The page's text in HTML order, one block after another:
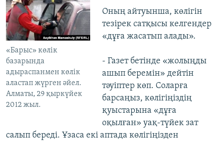
«Барыс» көлiк
базарында
адыраспанмен көлік
аластап жүрген әйел.
Алматы, 29 қыркүйек
2012 жыл.
Оның айтуынша, көлігін
тезірек сатқысы келгендер
«дұға жасатып алады».
- Газет бетінде «жолыңды
ашып беремін» дейтін
тәуіптер көп. Соларға
барсаңыз, көлігіңіздің
қуыстарына «дұға
оқылған» уақ-түйек зат
салып береді. Ұзаса екі аптада көлігіңізден